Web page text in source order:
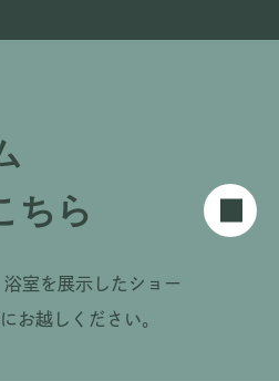
ちら
室を展示したショー
お越しください。